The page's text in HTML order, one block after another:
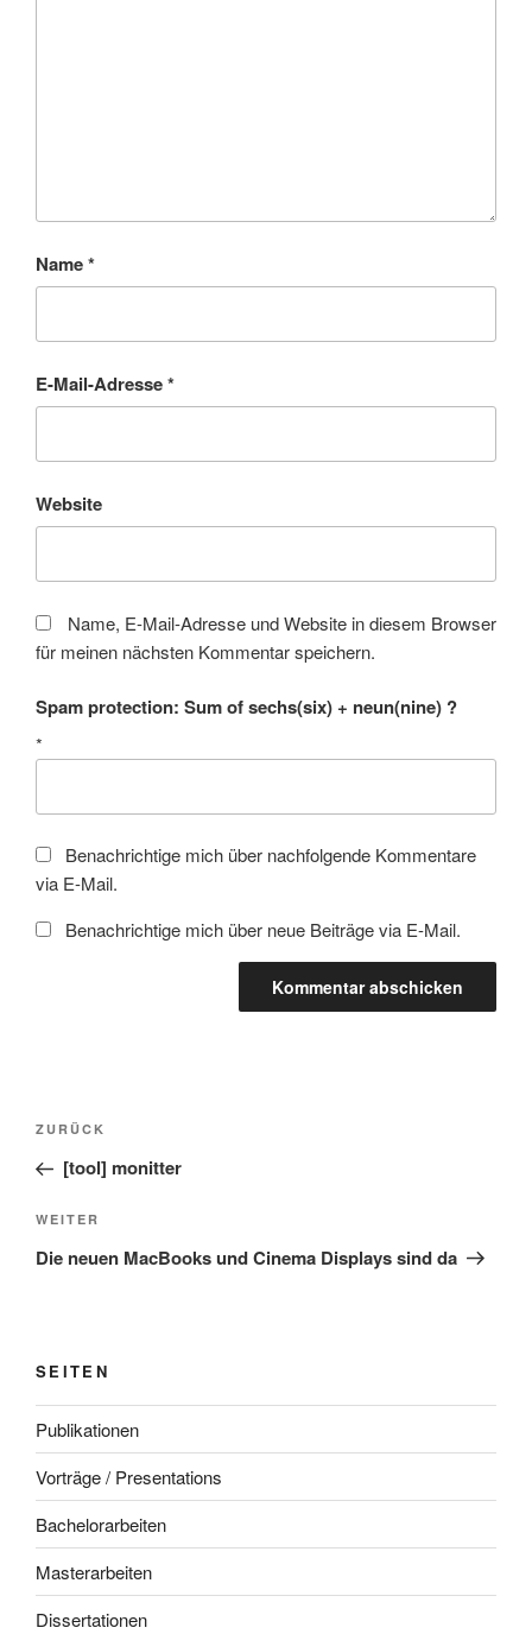
Name*
E-Mail-Adresse*
Website
Name, E-Mail-Adresse und Website in diesem Browser
für meinen nächsten Kommentar speichern.
Spam protection: Sum of sechs(six) + neun(nine) ?
*
Benachrichtige mich über nachfolgende Kommentare
via E-Mail.
Benachrichtige mich über neue Beiträge via E-Mail.
Beitragsnavigation
Vorheriger
Beitrag
ZURÜCK
[tool] monitter
Nächster
Beitrag
WEITER
Die neuen MacBooks und Cinema Displays sind da
SEITEN
Publikationen
Vorträge / Presentations
Bachelorarbeiten
Masterarbeiten
Dissertationen